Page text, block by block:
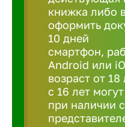
книжка либо
оформить
10 дней
смартфон,
Android или
возраст от
с 16 лет
при наличии